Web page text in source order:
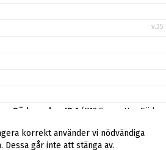
v.35
Södermalms IP A (P19 Superettan Södra
korrekt använder vi nödvändiga
går inte att stänga av.